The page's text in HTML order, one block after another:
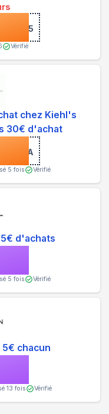
Vérifié
chez Kiehl's
30€ d'achat
***PA
5 fois Vérifié
d'achats
5 fois Vérifié
chacun
13 fois Vérifié